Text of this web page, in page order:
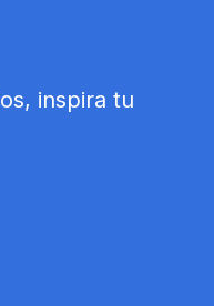
inspira tu